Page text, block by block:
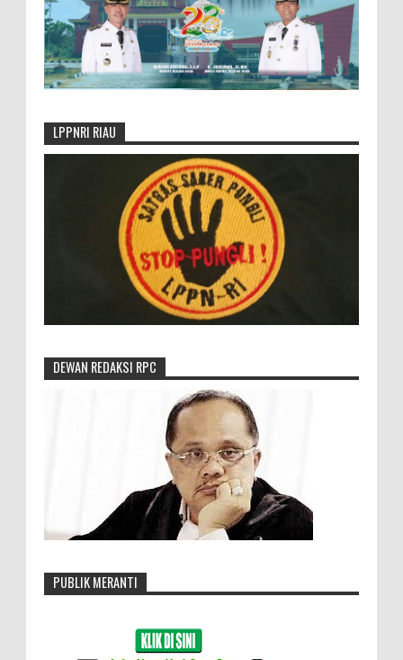
LPPNRI RIAU
DEWAN REDAKSI RPC
PUBLIK MERANTI